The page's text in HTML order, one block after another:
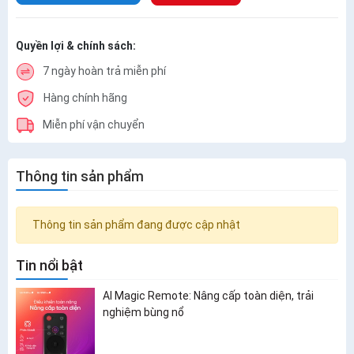
Quyền lợi & chính sách:
7 ngày hoàn trả miễn phí
Hàng chính hãng
Miễn phí vận chuyển
Thông tin sản phẩm
Thông tin sản phẩm đang được cập nhật
Tin nổi bật
AI Magic Remote: Nâng cấp toàn diện, trải
nghiệm bùng nổ